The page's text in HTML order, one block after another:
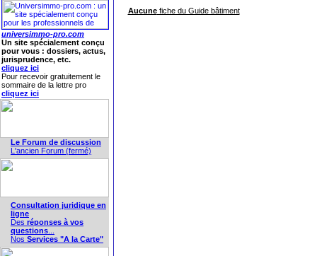
universimmo-pro.com
Un site spécialement conçu
pour vous : dossiers, actus,
jurisprudence, etc.
cliquez ici
Pour recevoir gratuitement le
sommaire de la lettre pro
cliquez ici
Le Forum de discussion
L'ancien Forum (fermé)
Consultation juridique en
ligne
Des réponses à vos
questions
Nos Services "A la Carte"
Aucunefiche du Guide bâtiment